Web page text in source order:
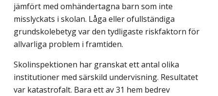
jämfört med omhändertagna barn som inte
misslyckats i skolan. Låga eller ofullständiga
grundskolebetyg var den tydligaste riskfaktorn för
allvarliga problem i framtiden.
Skolinspektionen har granskat ett antal olika
institutioner med särskild undervisning. Resultatet
var katastrofalt. Bara ett av 31 hem bedrev